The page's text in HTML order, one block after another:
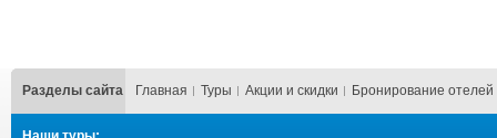
Разделы сайта Главная Туры Акции и скидки Бронирование отелей